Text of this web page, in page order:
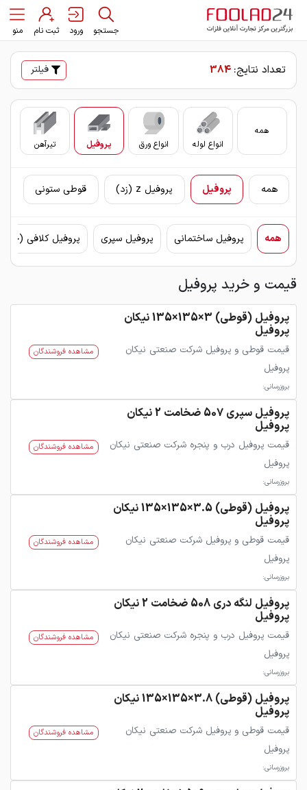
جستجو ورود ثبت نام منو
تعداد نتایج: 384 فیلتر
همه
انواع لوله
انواع ورق پروفیل تیرآهن
همه پروفیل پروفیل z (زد) قوطی ستونی
همه پروفیل ساختمانی پروفیل سپری پروفیل کلافی
قیمت و خرید پروفیل
پروفیل (قوطی) 3×135×135 نیکان
پروفیل
قیمت قوطی و پروفیل شرکت صنعتی نیکان
پروفیل
بروزرسانی:
مشاهده فروشندگان
پروفیل سپری 507 ضخامت 2 نیکان
پروفیل
قیمت پروفیل درب و پنجره شرکت صنعتی نیکان
پروفیل
بروزرسانی:
مشاهده فروشندگان
پروفیل (قوطی) 3.5×135×135 نیکان
پروفیل
قیمت قوطی و پروفیل شرکت صنعتی نیکان
پروفیل
بروزرسانی:
مشاهده فروشندگان
پروفیل لنگه دری 508 ضخامت 2 نیکان
پروفیل
قیمت پروفیل درب و پنجره شرکت صنعتی نیکان
پروفیل
بروزرسانی:
مشاهده فروشندگان
پروفیل (قوطی) 3.8×135×135 نیکان
پروفیل
قیمت قوطی و پروفیل شرکت صنعتی نیکان
پروفیل
بروزرسانی:
مشاهده فروشندگان